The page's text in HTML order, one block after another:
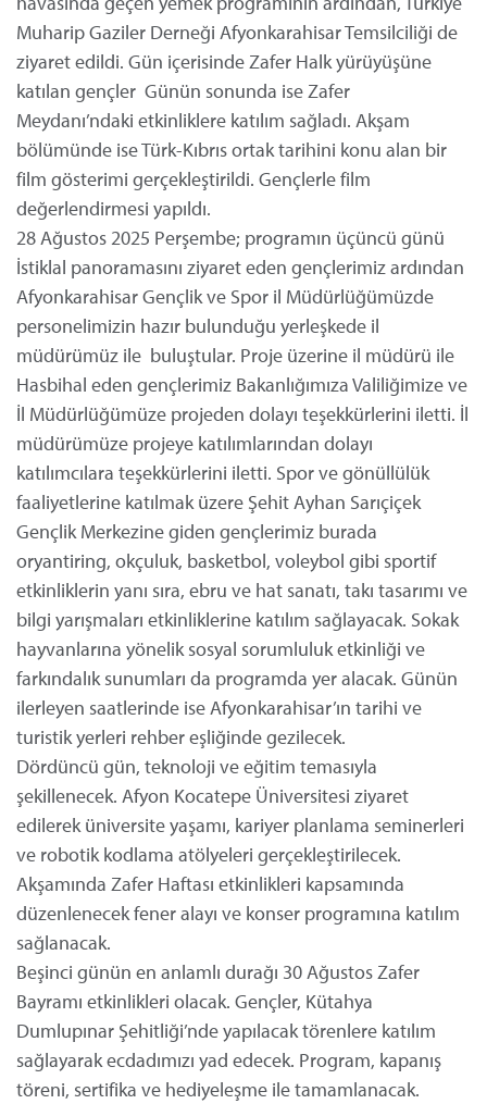
Muharip Gaziler Derneği Afyonkarahisar Temsilciliği de
ziyaret edildi. Gün içerisinde Zafer Halk yürüyüşüne
katılan gençler Günün sonunda ise Zafer
Meydanı’ndaki etkinliklere katılım sağladı. Akşam
bölümünde ise Türk-Kıbrıs ortak tarihini konu alan bir
film gösterimi gerçekleştirildi. Gençlerle film
değerlendirmesi yapıldı.
28 Ağustos 2025 Perşembe; programın üçüncü günü
İstiklal panoramasını ziyaret eden gençlerimiz ardından
Afyonkarahisar Gençlik ve Spor il Müdürlüğümüzde
personelimizin hazır bulunduğu yerleşkede il
müdürümüz ile buluştular. Proje üzerine il müdürü ile
Hasbihal eden gençlerimiz Bakanlığımıza Valiliğimize ve
İl Müdürlüğümüze projeden dolayı teşekkürlerini iletti. İl
müdürümüze projeye katılımlarından dolayı
katılımcılara teşekkürlerini iletti. Spor ve gönüllülük
faaliyetlerine katılmak üzere Şehit Ayhan Sarıçiçek
Gençlik Merkezine giden gençlerimiz burada
oryantiring, okçuluk, basketbol, voleybol gibi sportif
etkinliklerin yanı sıra, ebru ve hat sanatı, takı tasarımı ve
bilgi yarışmaları etkinliklerine katılım sağlayacak. Sokak
hayvanlarına yönelik sosyal sorumluluk etkinliği ve
farkındalık sunumları da programda yer alacak. Günün
ilerleyen saatlerinde ise Afyonkarahisar’ın tarihi ve
turistik yerleri rehber eşliğinde gezilecek.
Dördüncü gün, teknoloji ve eğitim temasıyla
şekillenecek. Afyon Kocatepe Üniversitesi ziyaret
edilerek üniversite yaşamı, kariyer planlama seminerleri
ve robotik kodlama atölyeleri gerçekleştirilecek.
Akşamında Zafer Haftası etkinlikleri kapsamında
düzenlenecek fener alayı ve konser programına katılım
sağlanacak.
Beşinci günün en anlamlı durağı 30 Ağustos Zafer
Bayramı etkinlikleri olacak. Gençler, Kütahya
Dumlupınar Şehitliği’nde yapılacak törenlere katılım
sağlayarak ecdadımızı yad edecek. Program, kapanış
töreni, sertifika ve hediyeleşme ile tamamlanacak.